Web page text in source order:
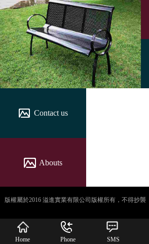
Contact us
Abouts
版權屬於2016 溢進實業有限公司版權所有，不得抄襲
Home Phone SMS